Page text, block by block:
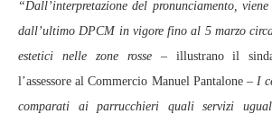
“Dall’interpretazione del pronunciamento,
dall’ultimo DPCM in vigore fino al 5 marzo
estetici nelle zone rosse –illustrano il
l’assessore al Commercio Manuel Pantalone– I
comparati ai parrucchieri quali servizi